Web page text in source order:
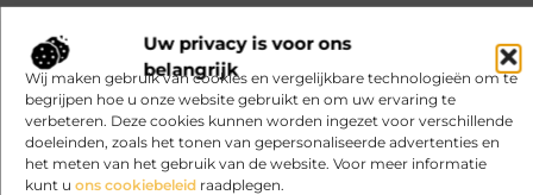
Uw privacy is voor ons
belangrijk
Wij maken gebruik van cookies en vergelijkbare technologieën om te
begrijpen hoe u onze website gebruikt en om uw ervaring te
verbeteren. Deze cookies kunnen worden ingezet voor verschillende
doeleinden, zoals het tonen van gepersonaliseerde advertenties en
het meten van het gebruik van de website. Voor meer informatie
kunt u ons cookiebeleidraadplegen.
Veelgestelde vragen
Waarom hebben vrouwen vaker
magnesiumtekort dan mannen?
▼